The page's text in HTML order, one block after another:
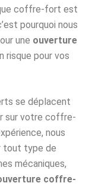
coffre-fort est
pourquoi nous
une ouverture
risque pour vos
se déplacent
sur votre coffre-
nous
tout type de
mécaniques,
coffre-